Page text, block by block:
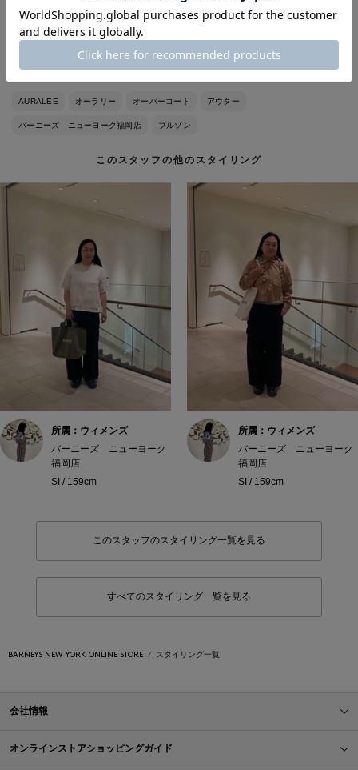
お袖を折り返して、コーデュロイのお素材を見せても素敵です。
程よいハリ感が特徴のリラックスして羽織れるブルゾンです。
AURALEE オーラリー オーバーコート アウター
バーニーズ ニューヨーク福岡店 ブルゾン
このスタッフの他のスタイリング
所属：ウィメンズ
バーニーズ ニューヨーク
福岡店
SI / 159cm
所属：ウィメンズ
バーニーズ ニューヨーク
福岡店
SI / 159cm
このスタッフのスタイリング一覧を見る
すべてのスタイリング一覧を見る
BARNEYS NEW YORK ONLINE STORE スタイリング一覧
会社情報
オンラインストアショッピングガイド